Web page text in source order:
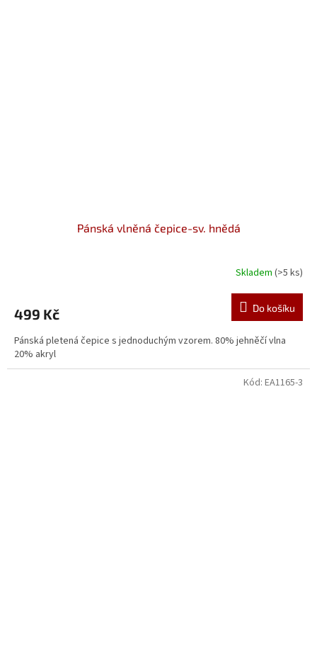
Pánská vlněná čepice-sv. hnědá
Skladem (>5 ks)
499 Kč Do košíku
Pánská pletená čepice s jednoduchým vzorem. 80% jehněčí vlna
20% akryl
Kód: EA1165-3